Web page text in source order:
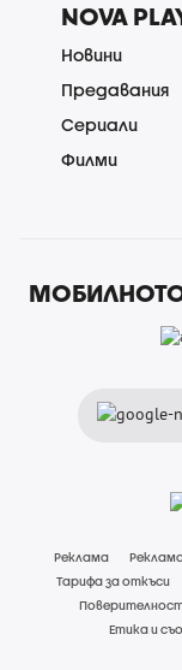
NOVA
Новини
Предавания
Сериали
Филми
МОБИЛНОТО
Реклама
Тарифа за откъси
Етика и